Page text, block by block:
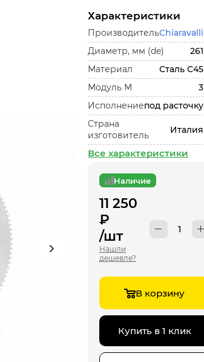
Характеристики
ПроизводительChiaravalli
Диаметр, мм (de)
261
Материал
Сталь С45
Модуль М
3
Исполнениепод расточку
Страна
изготовитель
Италия
Все характеристики
Наличие
11 250
₽
/шт
Нашли
дешевле?
В корзину
Купить в 1 клик